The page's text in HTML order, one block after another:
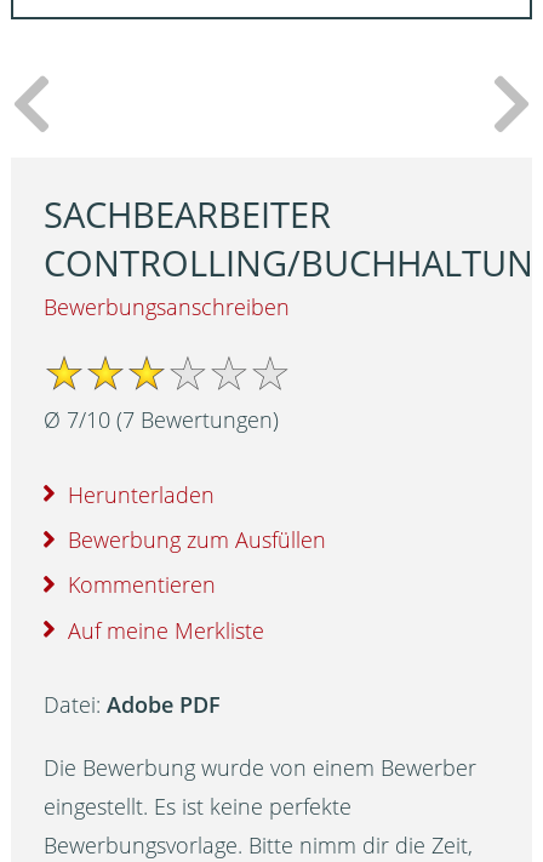
SACHBEARBEITER
CONTROLLING/
Bewerbungsanschreiben
Ø 7/10 (7 Bewertungen)
Herunterladen
Bewerbung zum Ausfüllen
Kommentieren
Auf meine Merkliste
Datei:Adobe PDF
Die Bewerbung wurde von einem Bewerber
eingestellt. Es ist keine perfekte
Bewerbungsvorlage. Bitte nimm dir die Zeit,